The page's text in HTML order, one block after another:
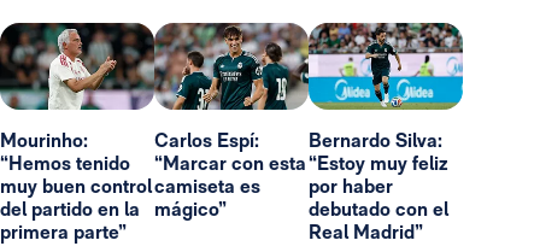
Mourinho:
“Hemos tenido
muy buen control
del partido en la
primera parte”
Carlos Espí:
“Marcar con esta
camiseta es
mágico”
Bernardo Silva:
“Estoy muy feliz
por haber
debutado con el
Real Madrid”